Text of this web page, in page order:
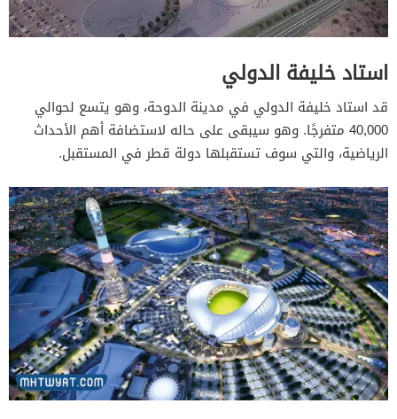
استاد خليفة الدولي
قد استاد خليفة الدولي في مدينة الدوحة، وهو يتسع لحوالي
40,000 متفرجًا. وهو سيبقى على حاله لاستضافة أهم الأحداث
الرياضية، والتي سوف تستقبلها دولة قطر في المستقبل.